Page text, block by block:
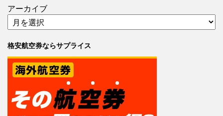
アーカイブ
格安航空券ならサプライス